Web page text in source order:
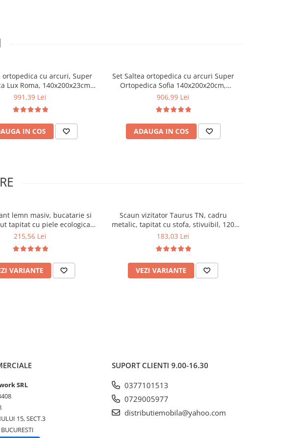
ortopedica cu arcuri, Super
Lux Roma, 140x200x23cm,
tare, plasa arcuri tip Bonell,
Saltex plus pilota vara
umplutura fibre de poliester,
la 95°C, 180x200cm
991,39 Lei
IN COS
Set Saltea ortopedica cu arcuri Super
Ortopedica Sofia 140x200x20cm,
fermitate medie, plasa arcuri Bonell,
butoni, Pachet textile Avantaj, 2 perne
matlasate 50x70cm, protectie
hipoalergenica, pilota iarna 180x200cm
906,99 Lei
ADAUGA IN COS
lemn masiv, bucatarie si
tapitat cu piele ecologica,
100 kg, cires
215,56 Lei
VARIANTE
Scaun vizitator Taurus TN, cadru
metalic, tapitat cu stofa, stivuibil, 120
kg, negru
183,03 Lei
VEZI VARIANTE
SRL
15, SECT.3
SUPORT CLIENTI 9.00-16.30
0377101513
0729005977
distributiemobila@yahoo.com